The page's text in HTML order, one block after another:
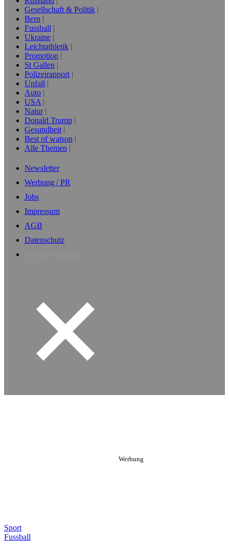
Gesellschaft & Politik
Bern
Fussball
Ukraine
Leichtathletik
Promotion
St Gallen
Polizeirapport
Unfall
Auto
USA
Natur
Donald Trump
Gesundheit
Best of watson
Alle Themen
Newsletter
Werbung / PR
Jobs
Impressum
AGB
Datenschutz
Sport
Fussball